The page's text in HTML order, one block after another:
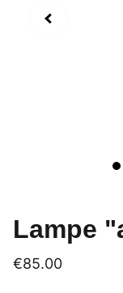
Lampe
€85.00